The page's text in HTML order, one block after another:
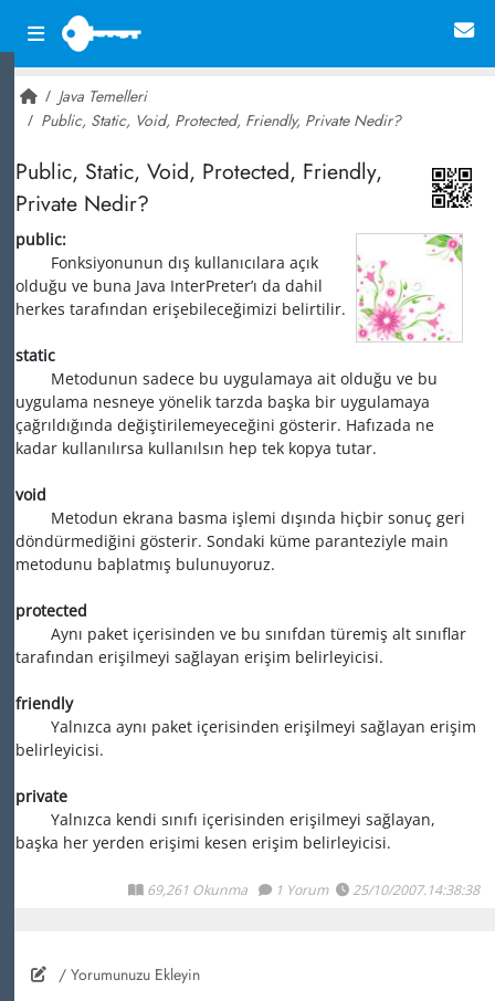
Java Temelleri
Public, Static, Void, Protected, Friendly, Private Nedir?
Public, Static, Void, Protected, Friendly,
Private Nedir?
public:
Fonksiyonunun dış kullanıcılara açık
olduğu ve buna Java InterPreter’ı da dahil
herkes tarafından erişebileceğimizi belirtilir.
static
Metodunun sadece bu uygulamaya ait olduğu ve bu
uygulama nesneye yönelik tarzda başka bir uygulamaya
çağrıldığında değiştirilemeyeceğini gösterir. Hafızada ne
kadar kullanılırsa kullanılsın hep tek kopya tutar.
void
Metodun ekrana basma işlemi dışında hiçbir sonuç geri
döndürmediğini gösterir. Sondaki küme paranteziyle main
metodunu baþlatmış bulunuyoruz.
protected
Aynı paket içerisinden ve bu sınıfdan türemiş alt sınıflar
tarafından erişilmeyi sağlayan erişim belirleyicisi.
friendly
Yalnızca aynı paket içerisinden erişilmeyi sağlayan erişim
belirleyicisi.
private
Yalnızca kendi sınıfı içerisinden erişilmeyi sağlayan,
başka her yerden erişimi kesen erişim belirleyicisi.
69,261 Okunma 1 Yorum 25/10/2007.14:38:38
/ Yorumunuzu Ekleyin